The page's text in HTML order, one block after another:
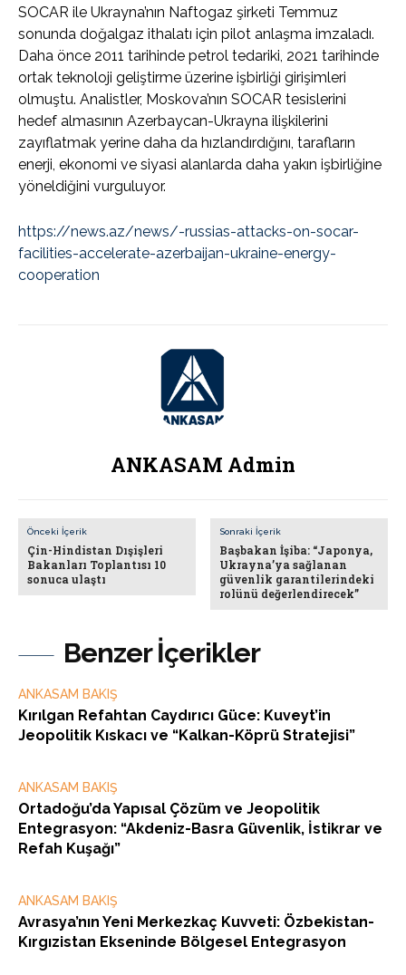
Benzer İçerikler
ANKASAM BAKIŞ
Kırılgan Refahtan Caydırıcı Güce: Kuveyt’in
Jeopolitik Kıskacı ve “Kalkan-Köprü Stratejisi”
ANKASAM BAKIŞ
Ortadoğu’da Yapısal Çözüm ve Jeopolitik
Entegrasyon: “Akdeniz-Basra Güvenlik, İstikrar ve
Refah Kuşağı”
ANKASAM BAKIŞ
Avrasya’nın Yeni Merkezkaç Kuvveti: Özbekistan-
Kırgızistan Ekseninde Bölgesel Entegrasyon
SOCAR ile Ukrayna’nın Naftogaz şirketi Temmuz
sonunda doğalgaz ithalatı için pilot anlaşma imzaladı.
Daha önce 2011 tarihinde petrol tedariki, 2021 tarihinde
ortak teknoloji geliştirme üzerine işbirliği girişimleri
olmuştu. Analistler, Moskova’nın SOCAR tesislerini
hedef almasının Azerbaycan-Ukrayna ilişkilerini
zayıflatmak yerine daha da hızlandırdığını, tarafların
enerji, ekonomi ve siyasi alanlarda daha yakın işbirliğine
yöneldiğini vurguluyor.
https://news.az/news/-russias-attacks-on-socar-
facilities-accelerate-azerbaijan-ukraine-energy-
cooperation
ANKASAM Admin
Önceki İçerik
Çin-Hindistan Dışişleri
Bakanları Toplantısı 10
sonuca ulaştı
Sonraki İçerik
Başbakan İşiba: “Japonya,
Ukrayna’ya sağlanan
güvenlik garantilerindeki
rolünü değerlendirecek”